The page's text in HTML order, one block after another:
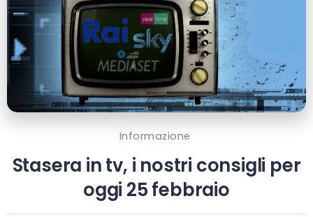
Informazione
Stasera in tv, i nostri consigli per
oggi 25 febbraio